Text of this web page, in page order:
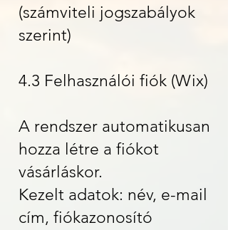
(számviteli jogszabályok
szerint)
4.3 Felhasználói fiók (Wix)
A rendszer automatikusan
hozza létre a fiókot
vásárláskor.
Kezelt adatok: név, e-mail
cím, fiókazonosító